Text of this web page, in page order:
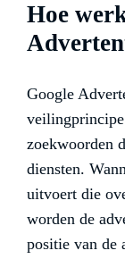
Hoe
Google
zoekwoorden
diensten.
uitvoert die
worden de
positie van de